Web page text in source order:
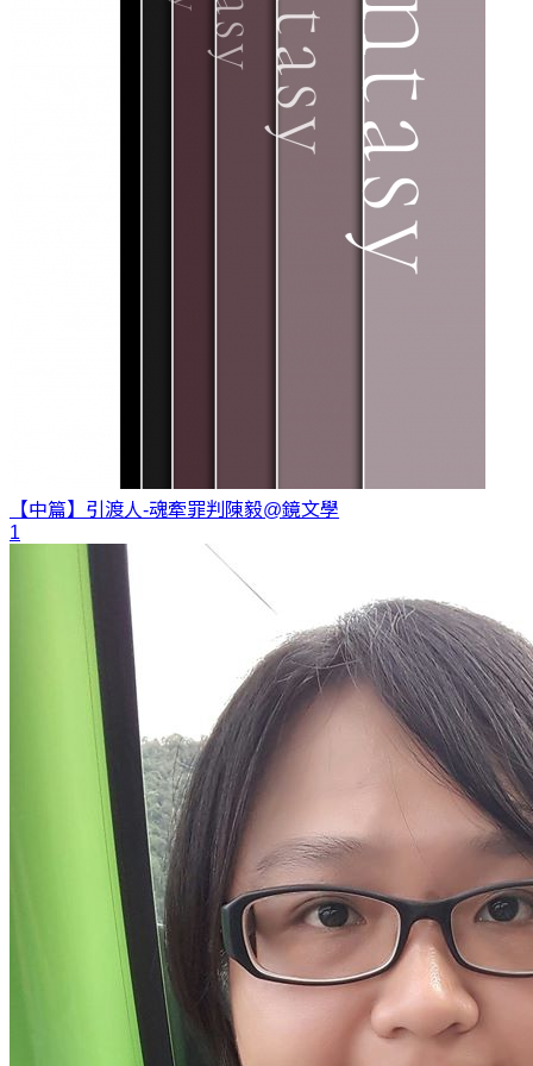
【中篇】引渡人-魂牽罪判 陳毅@鏡文學
1